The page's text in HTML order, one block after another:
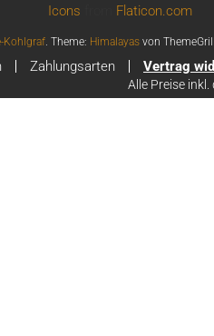
Icons
Flaticon.com
Kohlgraf. Theme: Himalayasvon
Zahlungsarten Vertrag
Alle Preise inkl.